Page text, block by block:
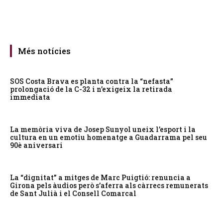
Més notícies
SOS Costa Brava es planta contra la “nefasta”
prolongació de la C-32 i n’exigeix la retirada
immediata
La memòria viva de Josep Sunyol uneix l’esport i la
cultura en un emotiu homenatge a Guadarrama pel seu
90è aniversari
La “dignitat” a mitges de Marc Puigtió: renuncia a
Girona pels àudios però s’aferra als càrrecs remunerats
de Sant Julià i el Consell Comarcal